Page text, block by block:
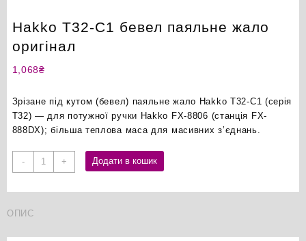
Hakko T32-C1 бевел паяльне жало
оригінал
1,068₴
Зрізане під кутом (бевел) паяльне жало Hakko T32-C1 (серія
T32) — для потужної ручки Hakko FX-8806 (станція FX-
888DX); більша теплова маса для масивних з’єднань.
-
Hakko
T32-
паяльне
+ Додати в кошик
ОПИС